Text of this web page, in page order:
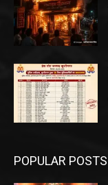
POPULAR POSTS